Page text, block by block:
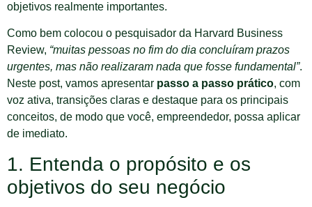
objetivos realmente importantes.
Como bem colocou o pesquisador da Harvard Business
Review, “muitas pessoas no fim do dia concluíram prazos
urgentes, mas não realizaram nada que fosse fundamental”.
Neste post, vamos apresentar passo a passo prático, com
voz ativa, transições claras e destaque para os principais
conceitos, de modo que você, empreendedor, possa aplicar
de imediato.
1. Entenda o propósito e os
objetivos do seu negócio